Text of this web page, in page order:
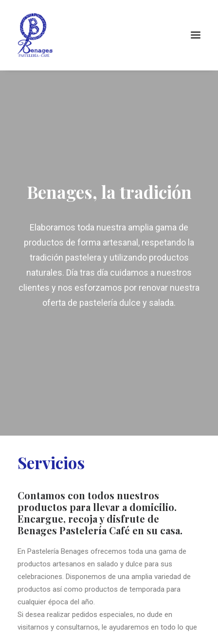
Benages, la tradición
Elaboramos toda nuestra amplia gama de
productos de forma artesanal, respetando la
tradición pastelera y utilizando productos
naturales. Día tras día cuidamos a nuestros
clientes y nos esforzamos por renovar nuestra
oferta de pastelería dulce y salada.
Servicios
Contamos con todos nuestros
productos para llevar a domicilio.
Encargue, recoja y disfrute de
Benages Pastelería Café en su casa.
En Pastelería Benages ofrecemos toda una gama de
productos artesanos en salado y dulce para sus
celebraciones. Disponemos de una amplia variedad de
productos así como productos de temporada para
cualquier época del año.
Si desea realizar pedidos especiales, no dude en
visitarnos y consultarnos, le ayudaremos en todo lo que